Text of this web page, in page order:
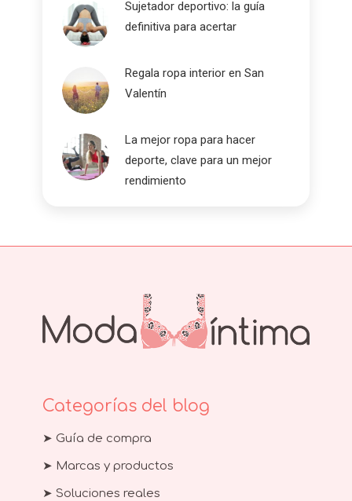
Sujetador deportivo: la guía
definitiva para acertar
Regala ropa interior en San
Valentín
La mejor ropa para hacer
deporte, clave para un mejor
rendimiento
Categorías del blog
➤ Guía de compra
➤ Marcas y productos
➤ Soluciones reales